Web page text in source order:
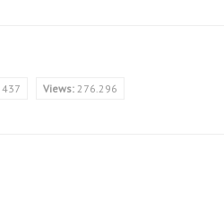
437 Views: 276.296